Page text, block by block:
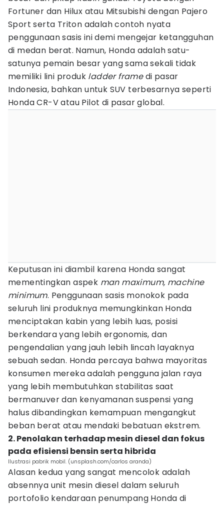
Fortuner dan Hilux atau Mitsubishi dengan Pajero
Sport serta Triton adalah contoh nyata
penggunaan sasis ini demi mengejar ketangguhan
di medan berat. Namun, Honda adalah satu-
satunya pemain besar yang sama sekali tidak
memiliki lini produk ladder framedi pasar
Indonesia, bahkan untuk SUV terbesarnya seperti
Honda CR-V atau Pilot di pasar global.
Keputusan ini diambil karena Honda sangat
mementingkan aspek man maximum, machine
minimum. Penggunaan sasis monokok pada
seluruh lini produknya memungkinkan Honda
menciptakan kabin yang lebih luas, posisi
berkendara yang lebih ergonomis, dan
pengendalian yang jauh lebih lincah layaknya
sebuah sedan. Honda percaya bahwa mayoritas
konsumen mereka adalah pengguna jalan raya
yang lebih membutuhkan stabilitas saat
bermanuver dan kenyamanan suspensi yang
halus dibandingkan kemampuan mengangkut
beban berat atau mendaki bebatuan ekstrem.
2. Penolakan terhadap mesin diesel dan fokus
pada efisiensi bensin serta hibrida
Ilustrasi pabrik mobil. (unsplash.com/carlos aranda)
Alasan kedua yang sangat mencolok adalah
absennya unit mesin diesel dalam seluruh
portofolio kendaraan penumpang Honda di